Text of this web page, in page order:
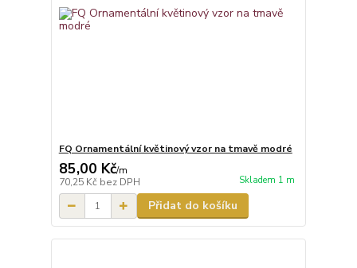
FQ Ornamentální květinový vzor na tmavě modré
85,00 Kč/m
70,25 Kč bez DPH Skladem 1 m
Přidat do košíku